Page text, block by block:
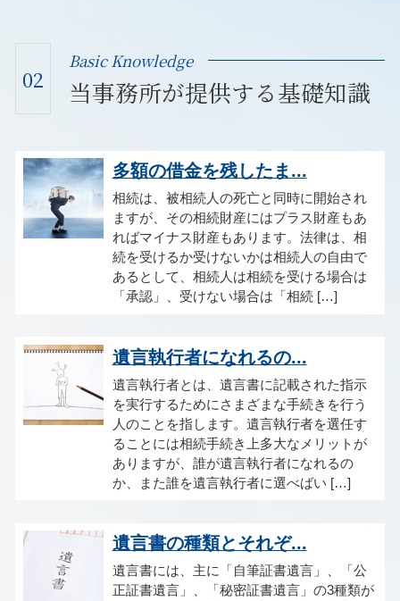
02
Basic Knowledge
当事務所が提供する基礎知識
多額の借金を残したま...
相続は、被相続人の死亡と同時に開始され
ますが、その相続財産にはプラス財産もあ
ればマイナス財産もあります。法律は、相
続を受けるか受けないかは相続人の自由で
あるとして、相続人は相続を受ける場合は
「承認」、受けない場合は「相続 […]
遺言執行者になれるの...
遺言執行者とは、遺言書に記載された指示
を実行するためにさまざまな手続きを行う
人のことを指します。遺言執行者を選任す
ることには相続手続き上多大なメリットが
ありますが、誰が遺言執行者になれるの
か、また誰を遺言執行者に選べばい […]
遺言書の種類とそれぞ...
遺言書には、主に「自筆証書遺言」、「公
正証書遺言」、「秘密証書遺言」の3種類が